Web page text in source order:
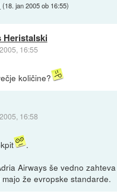
(18. jan 2005 ob 16:55)
Heristalski
16:55
količine?
16:58
.
Airways še vedno
že evropske standarde.